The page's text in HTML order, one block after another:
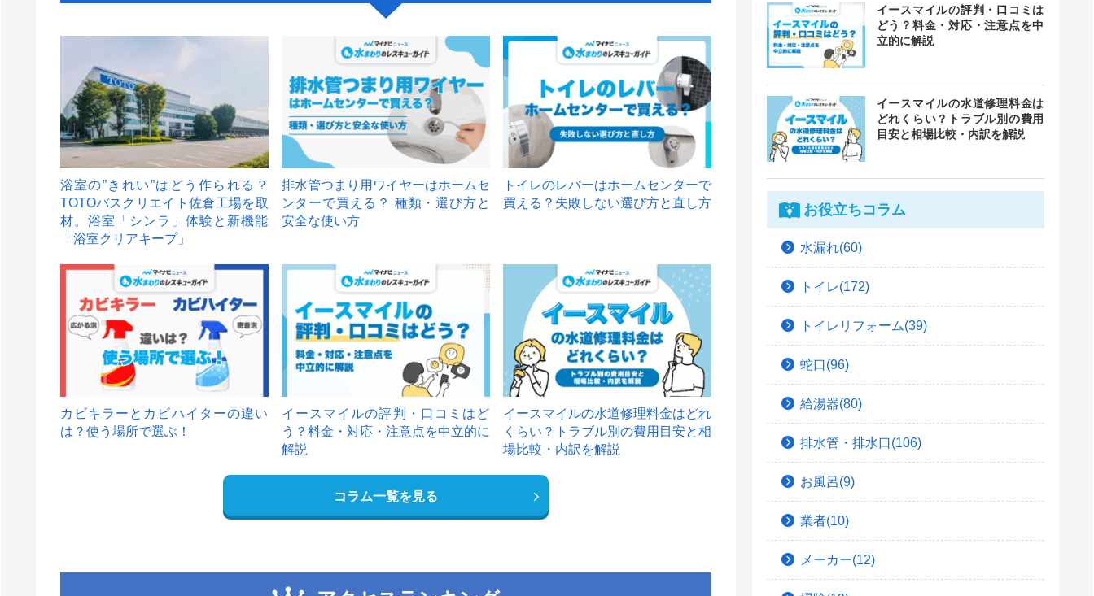
浴室の”きれい”はどう作られる？
TOTOバスクリエイト佐倉工場を取
材。浴室「シンラ」体験と新機能
「浴室クリアキープ」
排水管つまり用ワイヤーはホームセ
ンターで買える？ 種類・選び方と
安全な使い方
トイレのレバーはホームセンターで
買える？失敗しない選び方と直し方
カビキラーとカビハイターの違い
は？使う場所で選ぶ！
イースマイルの評判・口コミはど
う？料金・対応・注意点を中立的に
解説
イースマイルの水道修理料金はどれ
くらい？トラブル別の費用目安と相
場比較・内訳を解説
コラム一覧を見る
イースマイルの評判・口コミは
どう？料金・対応・注意点を中
立的に解説
イースマイルの水道修理料金は
どれくらい？トラブル別の費用
目安と相場比較・内訳を解説
お役立ちコラム
水漏れ(60)
トイレ(172)
トイレリフォーム(39)
蛇口(96)
給湯器(80)
排水管・排水口(106)
お風呂(9)
業者(10)
メーカー(12)